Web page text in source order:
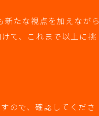
たな視点を加えながら
て、これまで以上に挑
ので、確認してくださ